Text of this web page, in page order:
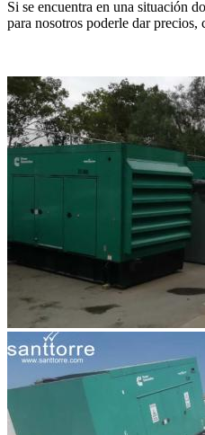
Si se encuentra en una situación
para nosotros poderle dar